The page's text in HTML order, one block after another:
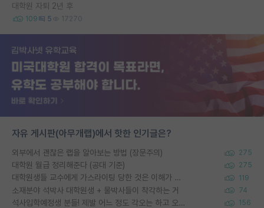
대학원 자퇴 2년 후
109 5 17270
자유 게시판(아무개랩)에서 핫한 인기글은?
외부에서 괜찮은 랩을 알아보는 방법 (장문주의) 275
대학원 월급 정리해준다 (공대 기준) 275
대학원생들 교수에게 가스라이팅 당한 것은 이해가 갑니다. 안타깝네요. 119
소재분야 석박사 대학원생 + 물박사들이 착각하는 거 74
석사입학예정생 분들! 제발 어느 정도 각오는 하고 오세요. 156